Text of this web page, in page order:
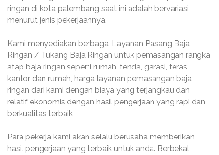
ringan di kota palembang saat ini adalah bervariasi
menurut jenis pekerjaannya.
Kami menyediakan berbagai Layanan Pasang Baja
Ringan / Tukang Baja Ringan untuk pemasangan rangka
atap baja ringan seperti rumah, tenda, garasi, teras,
kantor dan rumah, harga layanan pemasangan baja
ringan dari kami dengan biaya yang terjangkau dan
relatif ekonomis dengan hasil pengerjaan yang rapi dan
berkualitas terbaik
Para pekerja kami akan selalu berusaha memberikan
hasil pengerjaan yang terbaik untuk anda. Berbekal